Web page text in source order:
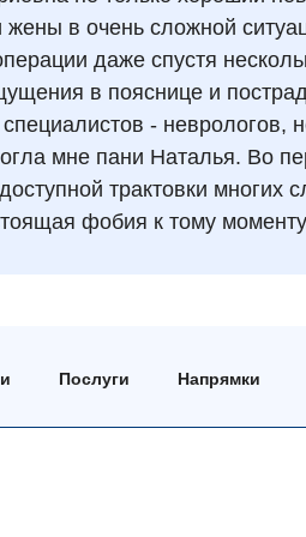
жены в очень сложной
даже спустя
в пояснице и
-
мне пани Наталья. Во
трактовки
фобия к тому
Послуги Напрямки